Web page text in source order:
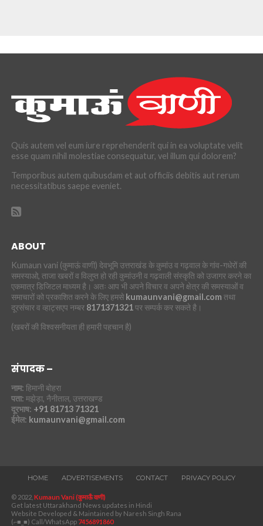
Quis autem vel eum iure reprehenderit qui in ea voluptate velit
esse quam nihil molestiae consequatur, vel illum qui dolorem?
Temporibus autem quibusdam et aut officiis debitis aut rerum
necessitatibus saepe eveniet.
ABOUT
Kumaun vani (कुमाऊं वाणी) देवभूमि उत्तराखंड के कुमांउ व गढ़वाल के गांव-गधेरों की
समस्याओ, ताजा खबरों व विलुप्त हो रही कुमांउनी व गढ़वाली संस्कृति को उजागर करने का
एकमात्र डिजिटल माध्यम है। अतः आप भी अपने विचार व अपने क्षेत्र की समस्याओं व
समाचारों को प्रकाशित करने के लिए हमसे kumaunvani@gmail.com तथा
दूरसंचार व व्हाट्सएप नम्बर 8171371321पर सम्पर्क कर सकते है।
(खबरों की विश्वसनीयता ही हमारी पहचान है)
संपादक –
नाम: हिमानी बोहरा
पता: मझेड़ा, नैनीताल, उत्तराखण्ड
दूरभाष: +91 81713 71321
ईमेल: kumaunvani@gmail.com
HOME ADVERTISEMENTS CONTACT PRIVACY POLICY
© 2022, Kumaun Vani (कुमाऊँ वाणी)
Get latest Uttarakhand News updates in Hindi
Website Developed & Maintained by Naresh Singh Rana
(⌐■_■) Call/WhatsApp 7456891860